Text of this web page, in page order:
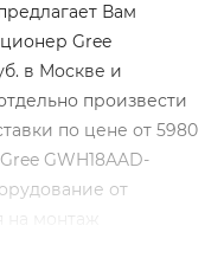
Вам
Gree
в Москве и
произвести
по цене от 5980
GWH18AAD-
от
на монтаж
K6DNA2B